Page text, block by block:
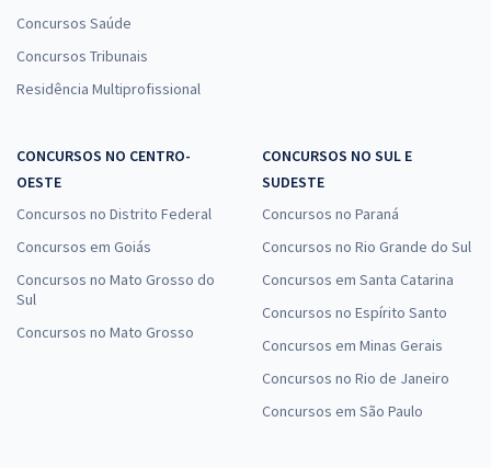
Concursos Saúde
Concursos Tribunais
Residência Multiprofissional
CONCURSOS NO CENTRO-
OESTE
Concursos no Distrito Federal
Concursos em Goiás
Concursos no Mato Grosso do
Sul
Concursos no Mato Grosso
CONCURSOS NO SUL E
SUDESTE
Concursos no Paraná
Concursos no Rio Grande do Sul
Concursos em Santa Catarina
Concursos no Espírito Santo
Concursos em Minas Gerais
Concursos no Rio de Janeiro
Concursos em São Paulo